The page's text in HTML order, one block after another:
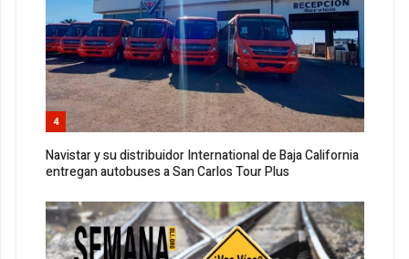
4
Navistar y su distribuidor International de Baja California
entregan autobuses a San Carlos Tour Plus